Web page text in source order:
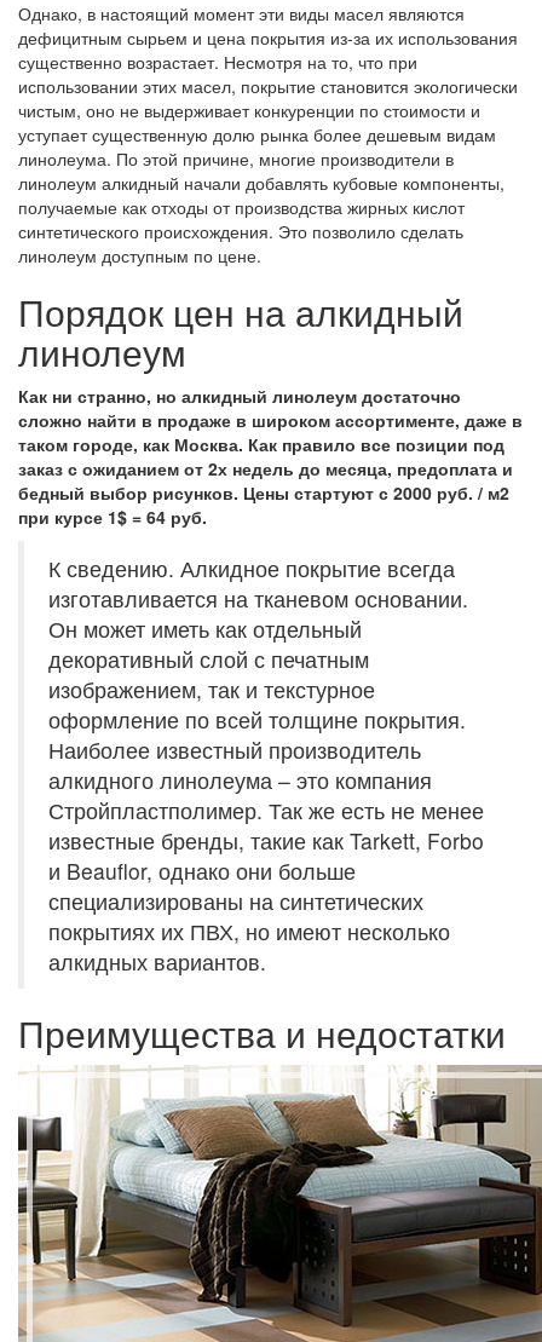
Однако, в настоящий момент эти виды масел являются
дефицитным сырьем и цена покрытия из-за их использования
существенно возрастает. Несмотря на то, что при
использовании этих масел, покрытие становится экологически
чистым, оно не выдерживает конкуренции по стоимости и
уступает существенную долю рынка более дешевым видам
линолеума. По этой причине, многие производители в
линолеум алкидный начали добавлять кубовые компоненты,
получаемые как отходы от производства жирных кислот
синтетического происхождения. Это позволило сделать
линолеум доступным по цене.
Порядок цен на алкидный
линолеум
Как ни странно, но алкидный линолеум достаточно
сложно найти в продаже в широком ассортименте, даже в
таком городе, как Москва. Как правило все позиции под
заказ с ожиданием от 2х недель до месяца, предоплата и
бедный выбор рисунков. Цены стартуют с 2000 руб. / м2
при курсе 1$ = 64 руб.
К сведению. Алкидное покрытие всегда
изготавливается на тканевом основании.
Он может иметь как отдельный
декоративный слой с печатным
изображением, так и текстурное
оформление по всей толщине покрытия.
Наиболее известный производитель
алкидного линолеума – это компания
Стройпластполимер. Так же есть не менее
известные бренды, такие как Tarkett, Forbo
и Beauflor, однако они больше
специализированы на синтетических
покрытиях их ПВХ, но имеют несколько
алкидных вариантов.
Преимущества и недостатки